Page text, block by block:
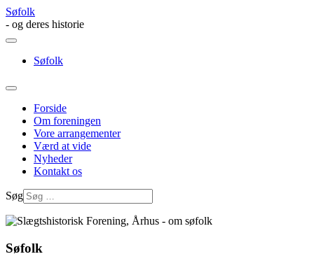
Søfolk
- og deres historie
Søfolk
Forside
Om foreningen
Vore arrangementer
Værd at vide
Nyheder
Kontakt os
Søg
Søfolk